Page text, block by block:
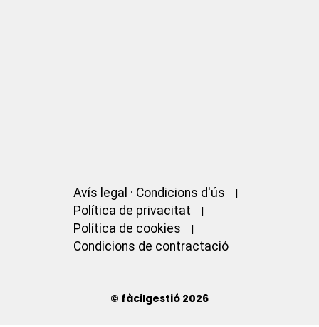
Avís legal · Condicions d'ús
Política de privacitat
Política de cookies
Condicions de contractació
© fàcilgestió 2026